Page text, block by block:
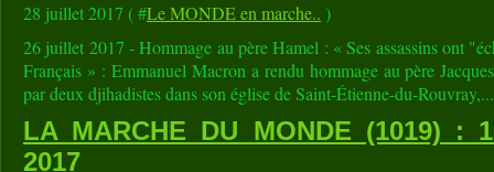
28 juillet 2017 ( #Le MONDE en marche.. )
26 juillet 2017 - Hommage au père Hamel : « Ses assassins ont
Français » : Emmanuel Macron a rendu hommage au père
par deux djihadistes dans son église de Saint-Étienne-du-Rouvray,...
LA MARCHE DU MONDE (1019) :
2017